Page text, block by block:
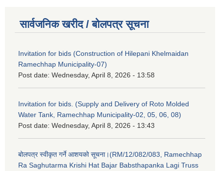
सार्वजनिक खरीद / बोलपत्र सूचना
Invitation for bids (Construction of Hilepani Khelmaidan
Ramechhap Municipality-07)
Post date: Wednesday, April 8, 2026 - 13:58
Invitation for bids. (Supply and Delivery of Roto Molded
Water Tank, Ramechhap Municipality-02, 05, 06, 08)
Post date: Wednesday, April 8, 2026 - 13:43
बोलपत्र स्वीकृत गर्ने आशयको सूचना।(RM/12/082/083, Ramechhap
Ra Saghutarma Krishi Hat Bajar Babsthapanka Lagi Truss